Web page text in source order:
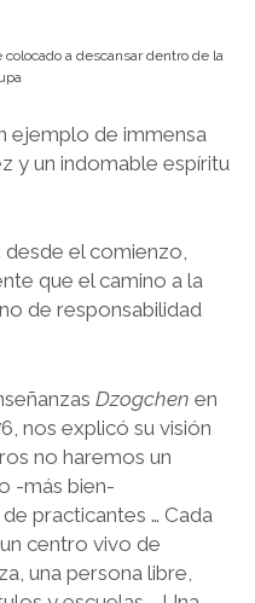
a descansar dentro de la
ejemplo de immensa
y un indomable espíritu
desde el comienzo,
que el camino a la
de responsabilidad
Dzogchen en
nos explicó su visión
no haremos un
-más bien-
practicantes … Cada
centro vivo de
una persona libre,